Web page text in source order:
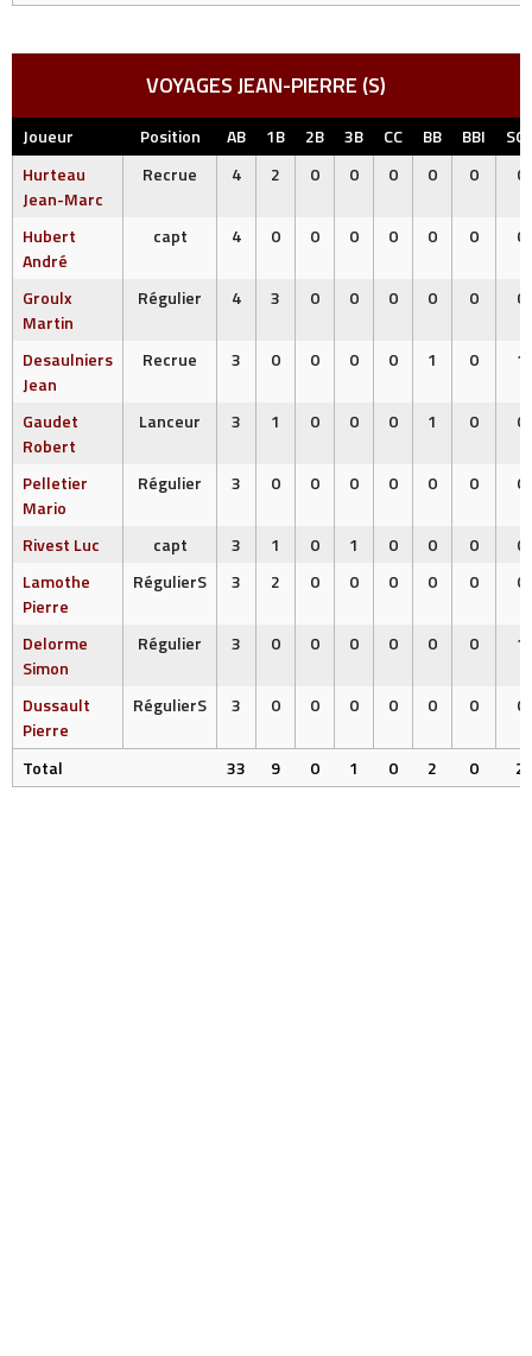
VOYAGES JEAN-PIERRE (S)
Joueur Position AB 1B 2B 3B CC BB BBI
Hurteau
Jean-Marc
Recrue 4 2 0 0 0 0 0 0
Hubert
André
capt 4 0 0 0 0 0 0 0
Groulx
Martin
Régulier 4 3 0 0 0 0 0 0
Desaulniers
Jean
Recrue 3 0 0 0 0 1 0 1
Gaudet
Robert
Lanceur 3 1 0 0 0 1 0 0
Pelletier
Mario
Régulier 3 0 0 0 0 0 0 0
Rivest Luc capt 3 1 0 1 0 0 0
0
Lamothe
Pierre
RégulierS 3 2 0 0 0 0 0 0
Delorme
Simon
Régulier 3 0 0 0 0 0 0 1
Dussault
Pierre
RégulierS 3 0 0 0 0 0 0 0
Total 33 9 0 1 0 2 0 2